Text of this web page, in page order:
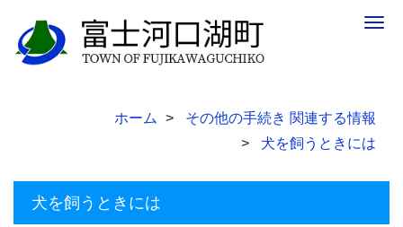
ホーム
その他の手続き 関連する情報
犬を飼うときには
犬を飼うときには